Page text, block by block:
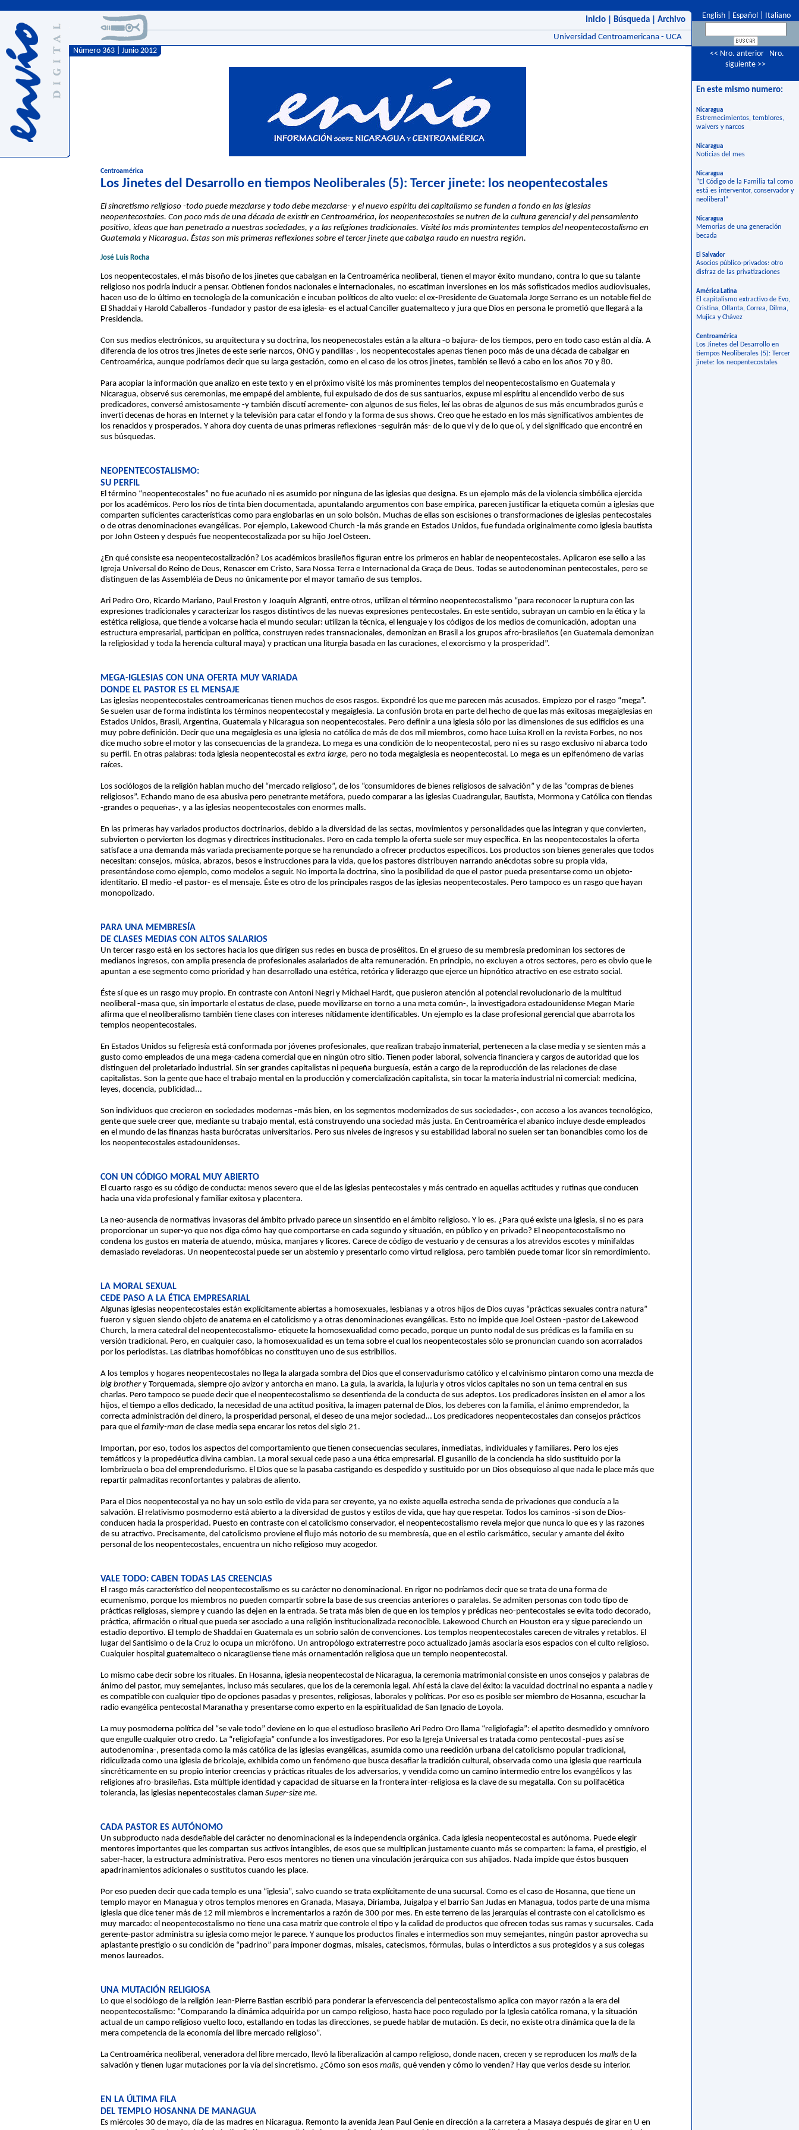
Inicio Búsqueda
Archivo
Universidad Centroamericana - UCA
Número 363 | Junio 2012
Centroamérica
Los Jinetes del Desarrollo en tiempos Neoliberales (5): Tercer jinete: los neopentecostales
El sincretismo religioso -todo puede mezclarse y todo debe mezclarse- y el nuevo espíritu del capitalismo se funden a fondo en las iglesias
neopentecostales. Con poco más de una década de existir en Centroamérica, los neopentecostales se nutren de la cultura gerencial y del pensamiento
positivo, ideas que han penetrado a nuestras sociedades, y a las religiones tradicionales. Visité los más promintentes templos del neopentecostalismo en
Guatemala y Nicaragua. Éstas son mis primeras reflexiones sobre el tercer jinete que cabalga raudo en nuestra región.
José Luis Rocha
Los neopentecostales, el más bisoño de los jinetes que cabalgan en la Centroamérica neoliberal, tienen el mayor éxito mundano, contra lo que su talante
religioso nos podría inducir a pensar. Obtienen fondos nacionales e internacionales, no escatiman inversiones en los más sofisticados medios audiovisuales,
hacen uso de lo último en tecnología de la comunicación e incuban políticos de alto vuelo: el ex-Presidente de Guatemala Jorge Serrano es un notable fiel de
El Shaddai y Harold Caballeros -fundador y pastor de esa iglesia- es el actual Canciller guatemalteco y jura que Dios en persona le prometió que llegará a la
Presidencia.
Con sus medios electrónicos, su arquitectura y su doctrina, los neopenecostales están a la altura -o bajura- de los tiempos, pero en todo caso están al día. A
diferencia de los otros tres jinetes de este serie-narcos, ONG y pandillas-, los neopentecostales apenas tienen poco más de una década de cabalgar en
Centroamérica, aunque podríamos decir que su larga gestación, como en el caso de los otros jinetes, también se llevó a cabo en los años 70 y 80.
Para acopiar la información que analizo en este texto y en el próximo visité los más prominentes templos del neopentecostalismo en Guatemala y
Nicaragua, observé sus ceremonias, me empapé del ambiente, fui expulsado de dos de sus santuarios, expuse mi espíritu al encendido verbo de sus
predicadores, conversé amistosamente -y también discutí acremente- con algunos de sus fieles, leí las obras de algunos de sus más encumbrados gurús e
invertí decenas de horas en Internet y la televisión para catar el fondo y la forma de sus shows. Creo que he estado en los más significativos ambientes de
los renacidos y prosperados. Y ahora doy cuenta de unas primeras reflexiones -seguirán más- de lo que vi y de lo que oí, y del significado que encontré en
sus búsquedas.
NEOPENTECOSTALISMO:
SU PERFIL
El término “neopentecostales” no fue acuñado ni es asumido por ninguna de las iglesias que designa. Es un ejemplo más de la violencia simbólica ejercida
por los académicos. Pero los ríos de tinta bien documentada, apuntalando argumentos con base empírica, parecen justificar la etiqueta común a iglesias que
comparten suficientes características como para englobarlas en un solo bolsón. Muchas de ellas son escisiones o transformaciones de iglesias pentecostales
o de otras denominaciones evangélicas. Por ejemplo, Lakewood Church -la más grande en Estados Unidos, fue fundada originalmente como iglesia bautista
por John Osteen y después fue neopentecostalizada por su hijo Joel Osteen.
¿En qué consiste esa neopentecostalización? Los académicos brasileños figuran entre los primeros en hablar de neopentecostales. Aplicaron ese sello a las
Igreja Universal do Reino de Deus, Renascer em Cristo, Sara Nossa Terra e Internacional da Graça de Deus. Todas se autodenominan pentecostales, pero se
distinguen de las Assembléia de Deus no únicamente por el mayor tamaño de sus templos.
Ari Pedro Oro, Ricardo Mariano, Paul Freston y Joaquín Algranti, entre otros, utilizan el término neopentecostalismo “para reconocer la ruptura con las
expresiones tradicionales y caracterizar los rasgos distintivos de las nuevas expresiones pentecostales. En este sentido, subrayan un cambio en la ética y la
estética religiosa, que tiende a volcarse hacia el mundo secular: utilizan la técnica, el lenguaje y los códigos de los medios de comunicación, adoptan una
estructura empresarial, participan en política, construyen redes transnacionales, demonizan en Brasil a los grupos afro-brasileños (en Guatemala demonizan
la religiosidad y toda la herencia cultural maya) y practican una liturgia basada en las curaciones, el exorcismo y la prosperidad”.
MEGA-IGLESIAS CON UNA OFERTA MUY VARIADA
DONDE EL PASTOR ES EL MENSAJE
Las iglesias neopentecostales centroamericanas tienen muchos de esos rasgos. Expondré los que me parecen más acusados. Empiezo por el rasgo “mega”.
Se suelen usar de forma indistinta los términos neopentecostal y megaiglesia. La confusión brota en parte del hecho de que las más exitosas megaiglesias en
Estados Unidos, Brasil, Argentina, Guatemala y Nicaragua son neopentecostales. Pero definir a una iglesia sólo por las dimensiones de sus edificios es una
muy pobre definición. Decir que una megaiglesia es una iglesia no católica de más de dos mil miembros, como hace Luisa Kroll en la revista Forbes, no nos
dice mucho sobre el motor y las consecuencias de la grandeza. Lo mega es una condición de lo neopentecostal, pero ni es su rasgo exclusivo ni abarca todo
su perfil. En otras palabras: toda iglesia neopentecostal es extra large, pero no toda megaiglesia es neopentecostal. Lo mega es un epifenómeno de varias
raíces.
Los sociólogos de la religión hablan mucho del “mercado religioso”, de los “consumidores de bienes religiosos de salvación” y de las “compras de bienes
religiosos”. Echando mano de esa abusiva pero penetrante metáfora, puedo comparar a las iglesias Cuadrangular, Bautista, Mormona y Católica con tiendas
-grandes o pequeñas-, y a las iglesias neopentecostales con enormes malls.
En las primeras hay variados productos doctrinarios, debido a la diversidad de las sectas, movimientos y personalidades que las integran y que convierten,
subvierten o pervierten los dogmas y directrices institucionales. Pero en cada templo la oferta suele ser muy específica. En las neopentecostales la oferta
satisface a una demanda más variada precisamente porque se ha renunciado a ofrecer productos específicos. Los productos son bienes generales que todos
necesitan: consejos, música, abrazos, besos e instrucciones para la vida, que los pastores distribuyen narrando anécdotas sobre su propia vida,
presentándose como ejemplo, como modelos a seguir. No importa la doctrina, sino la posibilidad de que el pastor pueda presentarse como un objeto-
identitario. El medio -el pastor- es el mensaje. Éste es otro de los principales rasgos de las iglesias neopentecostales. Pero tampoco es un rasgo que hayan
monopolizado.
PARA UNA MEMBRESÍA
DE CLASES MEDIAS CON ALTOS SALARIOS
Un tercer rasgo está en los sectores hacia los que dirigen sus redes en busca de prosélitos. En el grueso de su membresía predominan los sectores de
medianos ingresos, con amplia presencia de profesionales asalariados de alta remuneración. En principio, no excluyen a otros sectores, pero es obvio que le
apuntan a ese segmento como prioridad y han desarrollado una estética, retórica y liderazgo que ejerce un hipnótico atractivo en ese estrato social.
Éste sí que es un rasgo muy propio. En contraste con Antoni Negri y Michael Hardt, que pusieron atención al potencial revolucionario de la multitud
neoliberal -masa que, sin importarle el estatus de clase, puede movilizarse en torno a una meta común-, la investigadora estadounidense Megan Marie
afirma que el neoliberalismo también tiene clases con intereses nítidamente identificables. Un ejemplo es la clase profesional gerencial que abarrota los
templos neopentecostales.
En Estados Unidos su feligresía está conformada por jóvenes profesionales, que realizan trabajo inmaterial, pertenecen a la clase media y se sienten más a
gusto como empleados de una mega-cadena comercial que en ningún otro sitio. Tienen poder laboral, solvencia financiera y cargos de autoridad que los
distinguen del proletariado industrial. Sin ser grandes capitalistas ni pequeña burguesía, están a cargo de la reproducción de las relaciones de clase
capitalistas. Son la gente que hace el trabajo mental en la producción y comercialización capitalista, sin tocar la materia industrial ni comercial: medicina,
leyes, docencia, publicidad...
Son individuos que crecieron en sociedades modernas -más bien, en los segmentos modernizados de sus sociedades-, con acceso a los avances tecnológico,
gente que suele creer que, mediante su trabajo mental, está construyendo una sociedad más justa. En Centroamérica el abanico incluye desde empleados
en el mundo de las finanzas hasta burócratas universitarios. Pero sus niveles de ingresos y su estabilidad laboral no suelen ser tan bonancibles como los de
los neopentecostales estadounidenses.
CON UN CÓDIGO MORAL MUY ABIERTO
El cuarto rasgo es su código de conducta: menos severo que el de las iglesias pentecostales y más centrado en aquellas actitudes y rutinas que conducen
hacia una vida profesional y familiar exitosa y placentera.
La neo-ausencia de normativas invasoras del ámbito privado parece un sinsentido en el ámbito religioso. Y lo es. ¿Para qué existe una iglesia, si no es para
proporcionar un super-yo que nos diga cómo hay que comportarse en cada segundo y situación, en público y en privado? El neopentecostalismo no
condena los gustos en materia de atuendo, música, manjares y licores. Carece de código de vestuario y de censuras a los atrevidos escotes y minifaldas
demasiado reveladoras. Un neopentecostal puede ser un abstemio y presentarlo como virtud religiosa, pero también puede tomar licor sin remordimiento.
LA MORAL SEXUAL
CEDE PASO A LA ÉTICA EMPRESARIAL
Algunas iglesias neopentecostales están explícitamente abiertas a homosexuales, lesbianas y a otros hijos de Dios cuyas “prácticas sexuales contra natura”
fueron y siguen siendo objeto de anatema en el catolicismo y a otras denominaciones evangélicas. Esto no impide que Joel Osteen -pastor de Lakewood
Church, la mera catedral del neopentecostalismo- etiquete la homosexualidad como pecado, porque un punto nodal de sus prédicas es la familia en su
versión tradicional. Pero, en cualquier caso, la homosexualidad es un tema sobre el cual los neopentecostales sólo se pronuncian cuando son acorralados
por los periodistas. Las diatribas homofóbicas no constituyen uno de sus estribillos.
A los templos y hogares neopentecostales no llega la alargada sombra del Dios que el conservadurismo católico y el calvinismo pintaron como una mezcla de
big brothery Torquemada, siempre ojo avizor y antorcha en mano. La gula, la avaricia, la lujuria y otros vicios capitales no son un tema central en sus
charlas. Pero tampoco se puede decir que el neopentecostalismo se desentienda de la conducta de sus adeptos. Los predicadores insisten en el amor a los
hijos, el tiempo a ellos dedicado, la necesidad de una actitud positiva, la imagen paternal de Dios, los deberes con la familia, el ánimo emprendedor, la
correcta administración del dinero, la prosperidad personal, el deseo de una mejor sociedad… Los predicadores neopentecostales dan consejos prácticos
para que el family-man de clase media sepa encarar los retos del siglo 21.
Importan, por eso, todos los aspectos del comportamiento que tienen consecuencias seculares, inmediatas, individuales y familiares. Pero los ejes
temáticos y la propedéutica divina cambian. La moral sexual cede paso a una ética empresarial. El gusanillo de la conciencia ha sido sustituido por la
lombrizuela o boa del emprendedurismo. El Dios que se la pasaba castigando es despedido y sustituido por un Dios obsequioso al que nada le place más que
repartir palmaditas reconfortantes y palabras de aliento.
Para el Dios neopentecostal ya no hay un solo estilo de vida para ser creyente, ya no existe aquella estrecha senda de privaciones que conducía a la
salvación. El relativismo posmoderno está abierto a la diversidad de gustos y estilos de vida, que hay que respetar. Todos los caminos -si son de Dios-
conducen hacia la prosperidad. Puesto en contraste con el catolicismo conservador, el neopentecostalismo revela mejor que nunca lo que es y las razones
de su atractivo. Precisamente, del catolicismo proviene el flujo más notorio de su membresía, que en el estilo carismático, secular y amante del éxito
personal de los neopentecostales, encuentra un nicho religioso muy acogedor.
VALE TODO: CABEN TODAS LAS CREENCIAS
El rasgo más característico del neopentecostalismo es su carácter no denominacional. En rigor no podríamos decir que se trata de una forma de
ecumenismo, porque los miembros no pueden compartir sobre la base de sus creencias anteriores o paralelas. Se admiten personas con todo tipo de
prácticas religiosas, siempre y cuando las dejen en la entrada. Se trata más bien de que en los templos y prédicas neo-pentecostales se evita todo decorado,
práctica, afirmación o ritual que pueda ser asociado a una religión institucionalizada reconocible. Lakewood Church en Houston era y sigue pareciendo un
estadio deportivo. El templo de Shaddai en Guatemala es un sobrio salón de convenciones. Los templos neopentecostales carecen de vitrales y retablos. El
lugar del Santisimo o de la Cruz lo ocupa un micrófono. Un antropólogo extraterrestre poco actualizado jamás asociaría esos espacios con el culto religioso.
Cualquier hospital guatemalteco o nicaragüense tiene más ornamentación religiosa que un templo neopentecostal.
Lo mismo cabe decir sobre los rituales. En Hosanna, iglesia neopentecostal de Nicaragua, la ceremonia matrimonial consiste en unos consejos y palabras de
ánimo del pastor, muy semejantes, incluso más seculares, que los de la ceremonia legal. Ahí está la clave del éxito: la vacuidad doctrinal no espanta a nadie y
es compatible con cualquier tipo de opciones pasadas y presentes, religiosas, laborales y políticas. Por eso es posible ser miembro de Hosanna, escuchar la
radio evangélica pentecostal Maranatha y presentarse como experto en la espiritualidad de San Ignacio de Loyola.
La muy posmoderna política del “se vale todo” deviene en lo que el estudioso brasileño Ari Pedro Oro llama “religiofagia”: el apetito desmedido y omnívoro
que engulle cualquier otro credo. La “religiofagia” confunde a los investigadores. Por eso la Igreja Universal es tratada como pentecostal -pues así se
autodenomina-, presentada como la más católica de las iglesias evangélicas, asumida como una reedición urbana del catolicismo popular tradicional,
ridiculizada como una iglesia de bricolaje, exhibida como un fenómeno que busca desafiar la tradición cultural, observada como una iglesia que rearticula
sincréticamente en su propio interior creencias y prácticas rituales de los adversarios, y vendida como un camino intermedio entre los evangélicos y las
religiones afro-brasileñas. Esta múltiple identidad y capacidad de situarse en la frontera inter-religiosa es la clave de su megatalla. Con su polifacética
tolerancia, las iglesias nepentecostales claman Super-size me.
CADA PASTOR ES AUTÓNOMO
Un subproducto nada desdeñable del carácter no denominacional es la independencia orgánica. Cada iglesia neopentecostal es autónoma. Puede elegir
mentores importantes que les compartan sus activos intangibles, de esos que se multiplican justamente cuanto más se comparten: la fama, el prestigio, el
saber-hacer, la estructura administrativa. Pero esos mentores no tienen una vinculación jerárquica con sus ahijados. Nada impide que éstos busquen
apadrinamientos adicionales o sustitutos cuando les place.
Por eso pueden decir que cada templo es una “iglesia”, salvo cuando se trata explícitamente de una sucursal. Como es el caso de Hosanna, que tiene un
templo mayor en Managua y otros templos menores en Granada, Masaya, Diriamba, Juigalpa y el barrio San Judas en Managua, todos parte de una misma
iglesia que dice tener más de 12 mil miembros e incrementarlos a razón de 300 por mes. En este terreno de las jerarquías el contraste con el catolicismo es
muy marcado: el neopentecostalismo no tiene una casa matriz que controle el tipo y la calidad de productos que ofrecen todas sus ramas y sucursales. Cada
gerente-pastor administra su iglesia como mejor le parece. Y aunque los productos finales e intermedios son muy semejantes, ningún pastor aprovecha su
aplastante prestigio o su condición de “padrino” para imponer dogmas, misales, catecismos, fórmulas, bulas o interdictos a sus protegidos y a sus colegas
menos laureados.
UNA MUTACIÓN RELIGIOSA
Lo que el sociólogo de la religión Jean-Pierre Bastian escribió para ponderar la efervescencia del pentecostalismo aplica con mayor razón a la era del
neopentecostalismo: “Comparando la dinámica adquirida por un campo religioso, hasta hace poco regulado por la Iglesia católica romana, y la situación
actual de un campo religioso vuelto loco, estallando en todas las direcciones, se puede hablar de mutación. Es decir, no existe otra dinámica que la de la
mera competencia de la economía del libre mercado religioso”.
La Centroamérica neoliberal, veneradora del libre mercado, llevó la liberalización al campo religioso, donde nacen, crecen y se reproducen los malls de la
salvación y tienen lugar mutaciones por la vía del sincretismo. ¿Cómo son esos malls, qué venden y cómo lo venden? Hay que verlos desde su interior.
EN LA ÚLTIMA FILA
DEL TEMPLO HOSANNA DE MANAGUA
Es miércoles 30 de mayo, día de las madres en Nicaragua. Remonto la avenida Jean Paul Genie en dirección a la carretera a Masaya después de girar en U en
English Español Italiano
<< Nro. anterior
Nro.
siguiente >>
En este mismo numero:
Nicaragua
Estremecimientos, temblores,
waivers y narcos
Nicaragua
Noticias del mes
Nicaragua
“El Código de la Familia tal como
está es interventor, conservador y
neoliberal”
Nicaragua
Memorias de una generación
becada
El Salvador
Asocios público-privados: otro
disfraz de las privatizaciones
América Latina
El capitalismo extractivo de Evo,
Cristina, Ollanta, Correa, Dilma,
Mujica y Chávez
Centroamérica
Los Jinetes del Desarrollo en
tiempos Neoliberales (5): Tercer
jinete: los neopentecostales